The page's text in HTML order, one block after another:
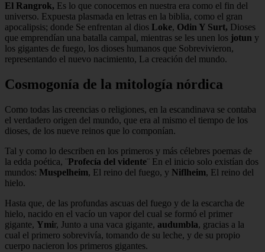
El Rangrok, Es lo que conocemos en nuestra era como el fin del
universo. Expuesta plasmada en letras en la biblia, como el gran
apocalipsis; donde Se enfrentan al dios Loke, Odin Y Surt, Dioses
que emprendían una batalla campal, mientras se les unen los jotun y
los gigantes de fuego, los dioses humanos que Sobrevivieron,
representando el nuevo nacimiento, La creación del mundo.
Cosmogonía de la mitología nórdica
Como todas las creencias o religiones, en la escandinava se contaba
el verdadero origen del mundo, que era al mismo el tiempo de los
dioses, de los nueve reinos que lo componían.
Tal y como lo describen en los primeros y más célebres poemas de
la edda poética, ¨Profecía del vidente¨ En el inicio solo existían dos
mundos: Muspelheim, El reino del fuego, y Niflheim, El reino del
hielo.
Hasta que, de las profundas ascuas del fuego y de la escarcha de
hielo, nacido en el vacío un vapor del cual se formó el primer
gigante, Ymir, Junto a una vaca gigante, audumbla, gracias a la
cual el primero sobrevivía, tomando de su leche, y de su propio
cuerpo nacieron los primeros gigantes.